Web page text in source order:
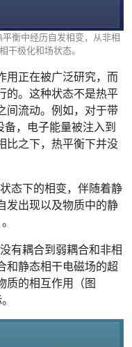
衡中经历自发相变，从非相
干极化和场状态。
用正在被广泛研究，而
的。这种状态不是热平
间流动。例如，对于带
，电子能量被注入到
比之下，热平衡下并没
态下的相变，伴随着静
发出现以及物质中的静
有耦合到弱耦合和非相
和静态相干电磁场的超
质的相互作用（图